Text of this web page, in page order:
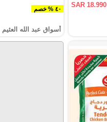
SAR 18.990
٤٠ % خصم
أسواق عبد الله العثيم